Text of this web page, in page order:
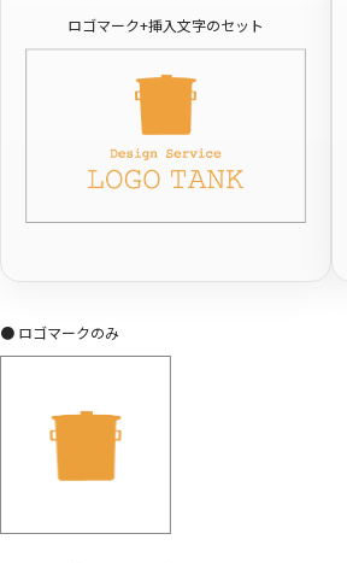
ロゴマーク+挿入文字のセット
● ロゴマークのみ